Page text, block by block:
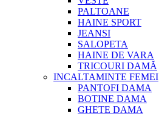
PALTOANE
HAINE SPORT
JEANSI
SALOPETA
HAINE DE VARA
TRICOURI DAMĂ
INCALTAMINTE FEMEI
PANTOFI DAMA
BOTINE DAMA
GHETE DAMA